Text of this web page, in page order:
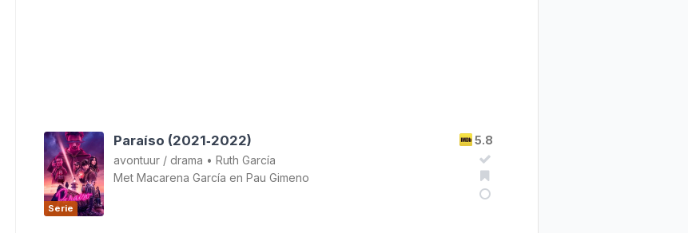
Serie
5.8
Paraíso (2021‑2022)
avontuur / drama • Ruth García
Met Macarena García en Pau Gimeno